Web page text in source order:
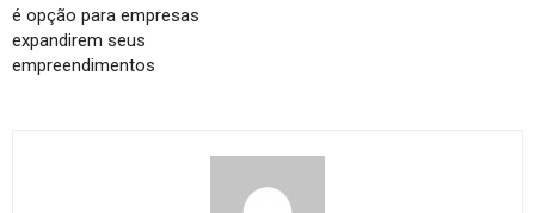
é opção para empresas
expandirem seus
empreendimentos